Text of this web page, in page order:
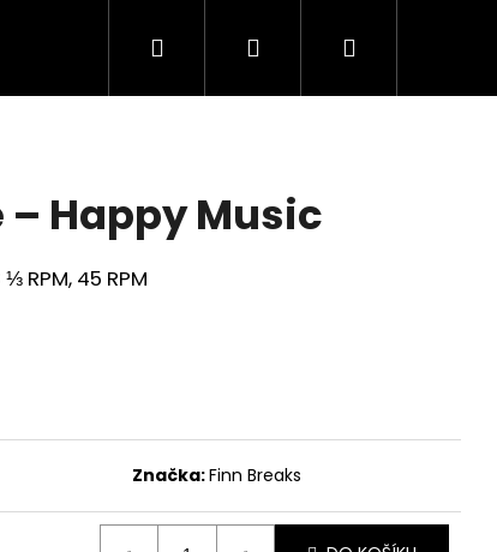
vinylových desek Výkup
Hledat PřihlášeníNákupní
Happy Music
RPM, 45 RPM
Značka:Finn Breaks